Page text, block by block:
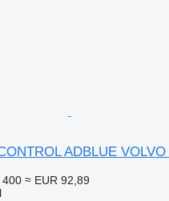
ADBLUE
400 ≈ EUR 92,89